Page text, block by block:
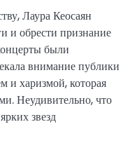
Лаура Кеосаян
и обрести признание
были
внимание публики
и харизмой, которая
Неудивительно, что
звезд